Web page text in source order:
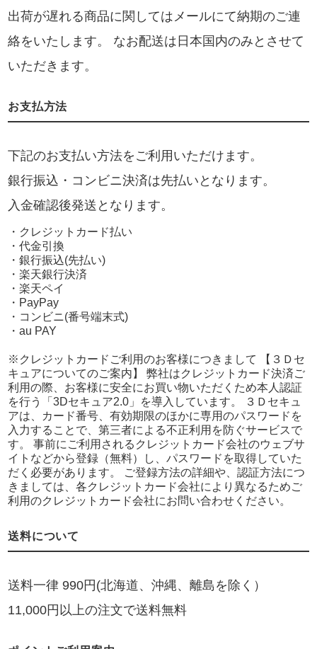
出荷が遅れる商品に関してはメールにて納期のご連
絡をいたします。 なお配送は日本国内のみとさせて
いただきます。
お支払方法
下記のお支払い方法をご利用いただけます。
銀行振込・コンビニ決済は先払いとなります。
入金確認後発送となります。
・クレジットカード払い
・代金引換
・銀行振込(先払い)
・楽天銀行決済
・楽天ペイ
・PayPay
・コンビニ(番号端末式)
・au PAY
※クレジットカードご利用のお客様につきまして 【３Ｄセ
キュアについてのご案内】 弊社はクレジットカード決済ご
利用の際、お客様に安全にお買い物いただくため本人認証
を行う「3Dセキュア2.0」を導入しています。 ３Ｄセキュ
アは、カード番号、有効期限のほかに専用のパスワードを
入力することで、第三者による不正利用を防ぐサービスで
す。 事前にご利用されるクレジットカード会社のウェブサ
イトなどから登録（無料）し、パスワードを取得していた
だく必要があります。 ご登録方法の詳細や、認証方法につ
きましては、各クレジットカード会社により異なるためご
利用のクレジットカード会社にお問い合わせください。
送料について
送料一律 990円(北海道、沖縄、離島を除く）
11,000円以上の注文で送料無料